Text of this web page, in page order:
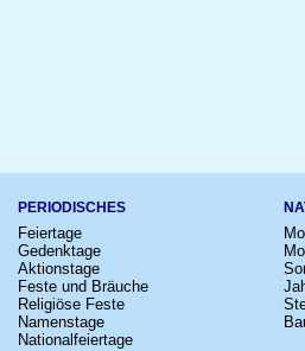
PERIODISCHES
Feiertage
Gedenktage
Aktionstage
Feste und Bräuche
Religiöse Feste
Namenstage
Nationalfeiertage